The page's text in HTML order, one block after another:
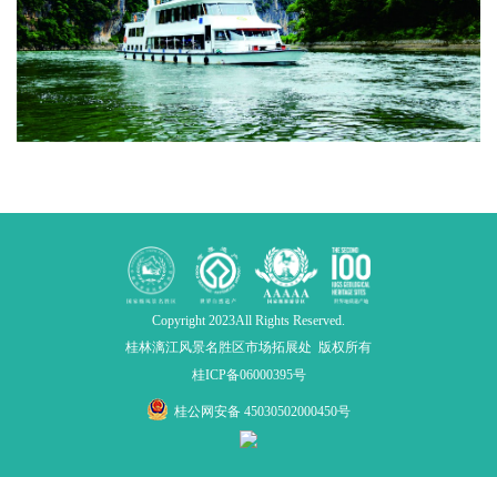
Copyright 2023All Rights Reserved.
桂林漓江风景名胜区市场拓展处 版权所有
桂ICP备06000395号
桂公网安备 45030502000450号